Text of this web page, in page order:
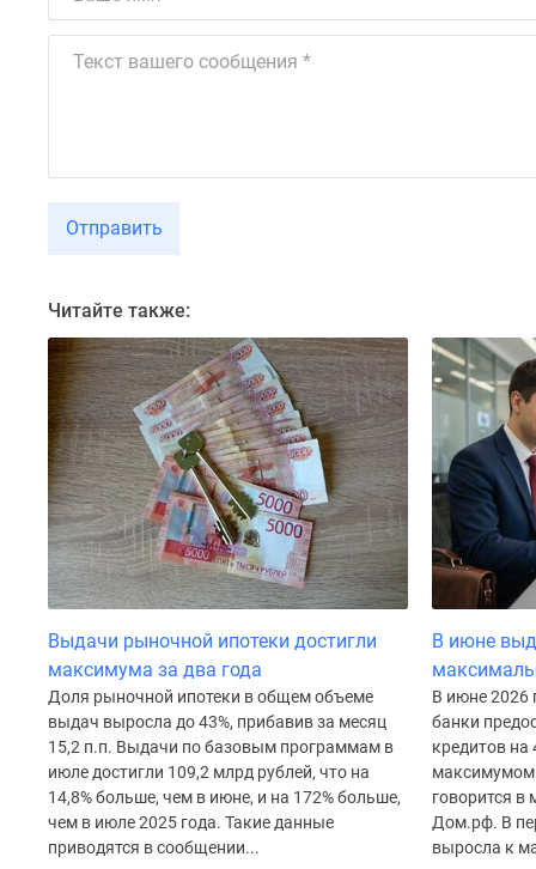
ипотека
новостроек
Субсидированная
застройщиком
Rutube
Москве
Программа
реновации
Москве
Новостройки
премиум-
класса
Новостройки
бизнес-
класса
Отправить
Читайте также:
Выдачи рыночной ипотеки достигли
максимума за два года
Доля рыночной ипотеки в общем объеме
выдач выросла до 43%, прибавив за месяц
15,2 п.п. Выдачи по базовым программам в
июле достигли 109,2 млрд рублей, что на
14,8% больше, чем в июне, и на 172% больше,
чем в июле 2025 года. Такие данные
приводятся в сообщении...
В июне
В июне 2026
банки
кредитов на
максимумом
говорится в
Дом.рф. В
выросла к